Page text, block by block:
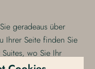
geradeaus über
Ihrer Seite finden Sie
Suites, wo Sie Ihr
können. Hier finden